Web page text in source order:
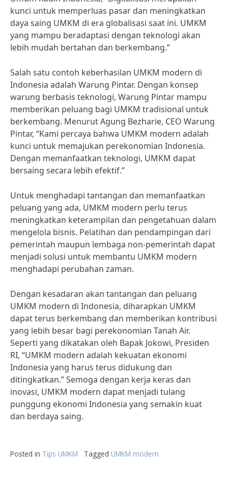
kunci untuk memperluas pasar dan meningkatkan
daya saing UMKM di era globalisasi saat ini. UMKM
yang mampu beradaptasi dengan teknologi akan
lebih mudah bertahan dan berkembang.”
Salah satu contoh keberhasilan UMKM modern di
Indonesia adalah Warung Pintar. Dengan konsep
warung berbasis teknologi, Warung Pintar mampu
memberikan peluang bagi UMKM tradisional untuk
berkembang. Menurut Agung Bezharie, CEO Warung
Pintar, “Kami percaya bahwa UMKM modern adalah
kunci untuk memajukan perekonomian Indonesia.
Dengan memanfaatkan teknologi, UMKM dapat
bersaing secara lebih efektif.”
Untuk menghadapi tantangan dan memanfaatkan
peluang yang ada, UMKM modern perlu terus
meningkatkan keterampilan dan pengetahuan dalam
mengelola bisnis. Pelatihan dan pendampingan dari
pemerintah maupun lembaga non-pemerintah dapat
menjadi solusi untuk membantu UMKM modern
menghadapi perubahan zaman.
Dengan kesadaran akan tantangan dan peluang
UMKM modern di Indonesia, diharapkan UMKM
dapat terus berkembang dan memberikan kontribusi
yang lebih besar bagi perekonomian Tanah Air.
Seperti yang dikatakan oleh Bapak Jokowi, Presiden
RI, “UMKM modern adalah kekuatan ekonomi
Indonesia yang harus terus didukung dan
ditingkatkan.” Semoga dengan kerja keras dan
inovasi, UMKM modern dapat menjadi tulang
punggung ekonomi Indonesia yang semakin kuat
dan berdaya saing.
Posted in Tips UMKM Tagged UMKM modern